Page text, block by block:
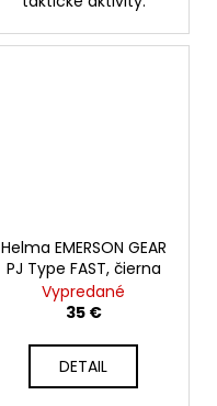
Helma EMERSON GEAR
PJ Type FAST, čierna
Vypredané
35 €
DETAIL